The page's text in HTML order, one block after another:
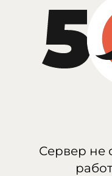
Сервер не